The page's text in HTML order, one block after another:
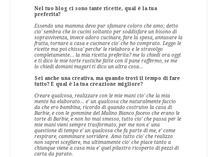
Nel tuo blog ci sono tante ricette, qual è la tua
preferita?
Essendo una mamma devo pur sfamare coloro che amo; detto
cio' sembra che io cucini soltanto per soddisfare un bisono di
sopravvivenza, invece adoro cucinare, fare la spesa, annusare la
frutta, tornare a casa e cucinare cio' che ho comprato. Leggo le
ricette ma poi chissa' perche' le rielaboro e le stravolgo
completamente... la mia ricetta preferita? me lo chiedi ora oggi
e ti dico le mie torte rustiche fatte con il pane raffermo, se me
lo chiedi domani magari ti dico un altra cosa...
Sei anche una creativa, ma quando trovi il tempo di fare
tutto? E qual è la tua creazione migliore?
Creare qualcosa, realizzare con le mie mani cio' che la mia
mente ha elaborato... e' un qualcosa che naturalmente faccio
da che ero bambina, ricordo di quando costruivo la casa di
Barbie, e con le gommine del Mulino Bianco facevo che erano le
torte di Barbie, e non ho mai smesso, tutto cio' che passa per le
mie mani vieni sempre trasformato, per me non e' una
questione di tempo e' un qualcosa che fa parte di me, e' come
respirare, camminare sorridere. Amo tutto cio' che realizzo
non saprei scegliere, ma ultimamente cio' che piace tanto a
chiunque viene a casa mia e' quel pilastro ricoperto di pezzi di
carta da parato.